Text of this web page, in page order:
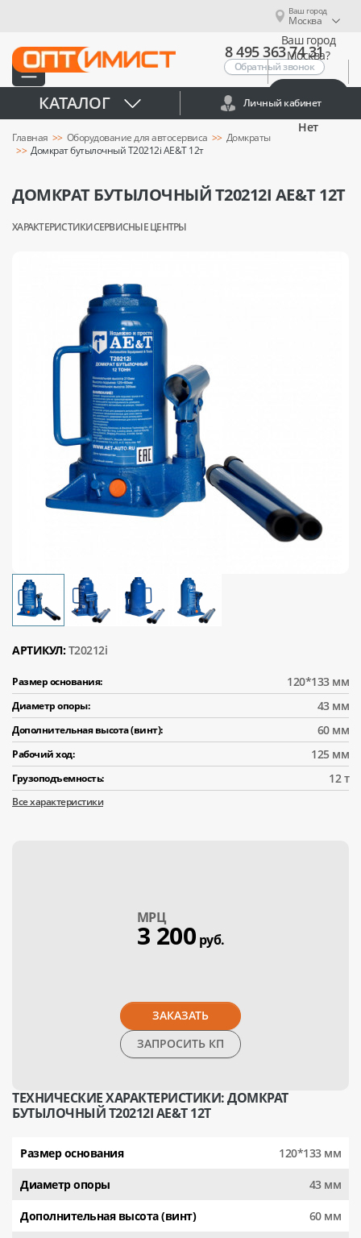
Ваш город
Москва
Ваш город
Москва?
Нет
8 495 363 74 31
Обратный звонок
КАТАЛОГ Личный кабинет
Главная Оборудование для автосервиса
Домкраты
Домкрат бутылочный T20212i AE&T 12т
ДОМКРАТ БУТЫЛОЧНЫЙ T20212I AE&T 12Т
ХАРАКТЕРИСТИКИСЕРВИСНЫЕ ЦЕНТРЫ
АРТИКУЛ: T20212i
Размер основания: 120*133 мм
Диаметр опоры: 43 мм
Дополнительная высота (винт): 60 мм
Рабочий ход: 125 мм
Грузоподъемность: 12 т
Все характеристики
МPЦ
3 200 руб.
ЗАКАЗАТЬ
ЗАПРОСИТЬ КП
ТЕХНИЧЕСКИЕ ХАРАКТЕРИСТИКИ: ДОМКРАТ
БУТЫЛОЧНЫЙ T20212I AE&T 12Т
Размер основания 120*133 мм
Диаметр опоры 43 мм
Дополнительная высота (винт) 60 мм